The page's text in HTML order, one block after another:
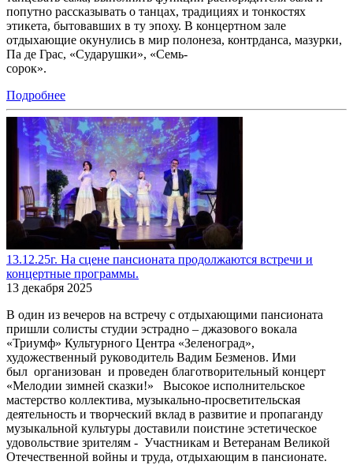
попутно рассказывать о танцах, традициях и тонкостях
этикета, бытовавших в ту эпоху. В концертном зале
отдыхающие окунулись в мир полонеза, контрданса, мазурки,
Па де Грас, «Сударушки», «Семь-
сорок».
Подробнее
13.12.25г. На сцене пансионата продолжаются встречи и
концертные программы.
13 декабря 2025
В один из вечеров на встречу с отдыхающими пансионата
пришли солисты студии эстрадно – джазового вокала
«Триумф» Культурного Центра «Зеленоград»,
художественный руководитель Вадим Безменов. Ими
был организован и проведен благотворительный концерт
«Мелодии зимней сказки!» Высокое исполнительское
мастерство коллектива, музыкально-просветительская
деятельность и творческий вклад в развитие и пропаганду
музыкальной культуры доставили поистине эстетическое
удовольствие зрителям - Участникам и Ветеранам Великой
Отечественной войны и труда, отдыхающим в пансионате.